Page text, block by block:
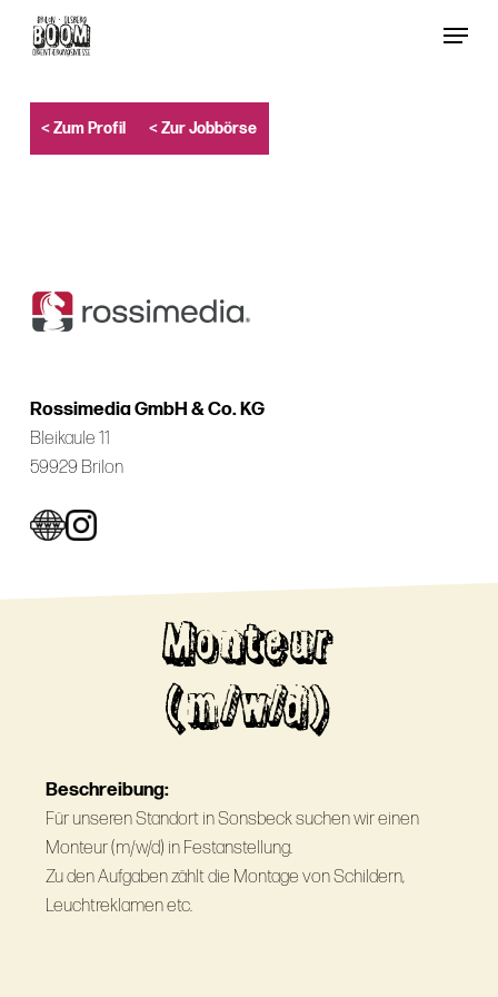
content
Menu
< Zum Profil < Zur Jobbörse
Rossimedia GmbH & Co. KG
Bleikaule 11
59929 Brilon
Monteur
(m/w/d)
Beschreibung:
Für unseren Standort in Sonsbeck suchen wir einen
Monteur (m/w/d) in Festanstellung.
Zu den Aufgaben zählt die Montage von Schildern,
Leuchtreklamen etc.